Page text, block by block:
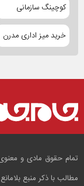
کوچینگ سازمانی
خرید میز اداری مدرن
تمام حقوق مادی و
مطالب با ذکر منبع